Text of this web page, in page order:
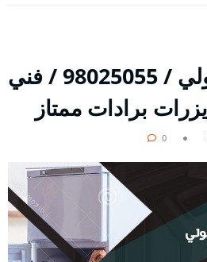
تصليح ثلاجات حولي / 98025055 / فني
برادات ممتاز
0